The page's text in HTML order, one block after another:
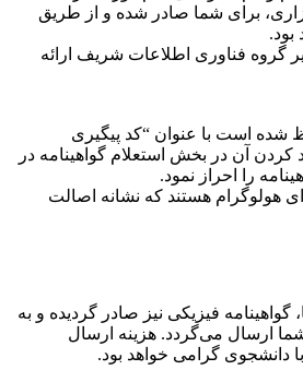
برای شما صادر شده و از طریق
بود.
گروه فناوری اطلاعات شریف ارائه
شده است با عنوان “کد پیگیری
کردن آن در بخش استعلام گواهینامه در
را احراز نمود.
هولوگرام هستند که نشانه اصالت
فیزیکی نیز صادر گردیده و به
ارسال می‌گردد. هزینه ارسال
دانشجوی گرامی خواهد بود.